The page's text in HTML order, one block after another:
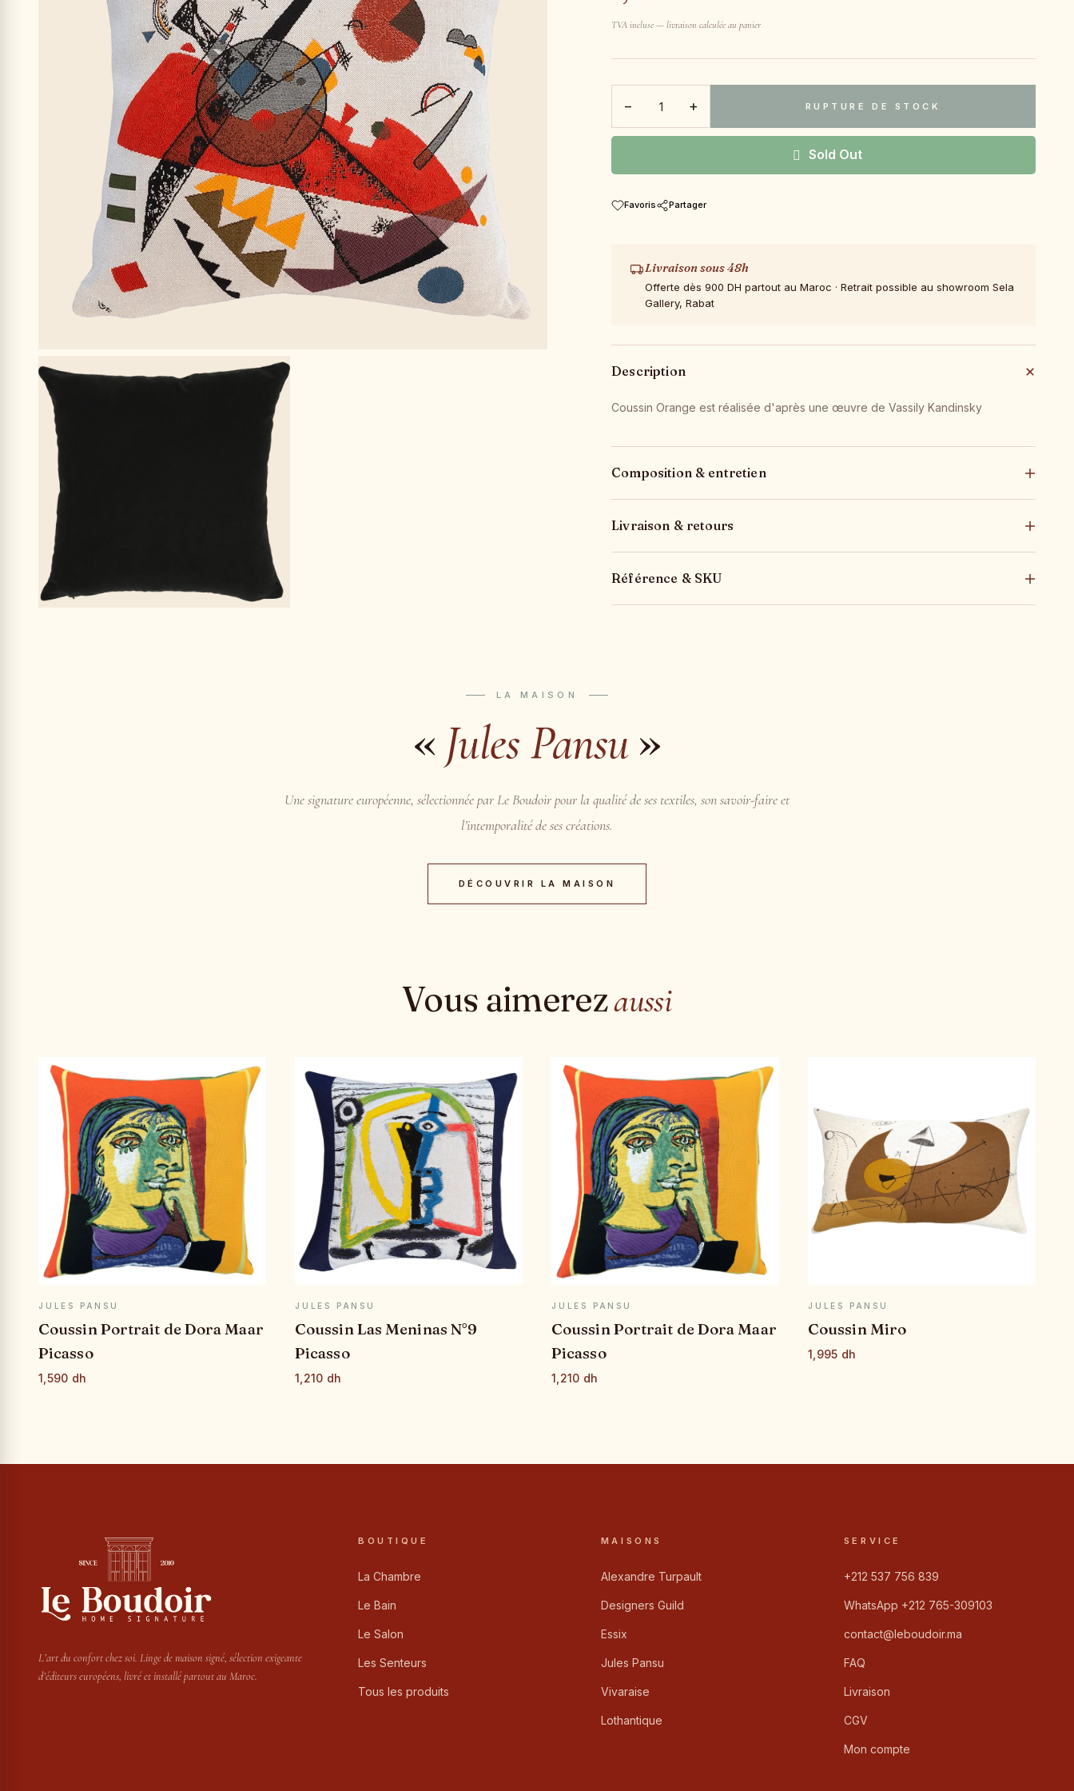
TVA incluse — livraison calculée au panier
− + RUPTURE DE STOCK
Sold Out
Favoris Partager
Livraison sous 48h
Offerte dès 900 DH partout au Maroc · Retrait possible au showroom Sela
Gallery, Rabat
Description
Coussin Orange est réalisée d'après une œuvre de Vassily Kandinsky
Composition & entretien
Livraison & retours
Référence & SKU
LA MAISON
« Jules Pansu»
Une signature européenne, sélectionnée par Le Boudoir pour la qualité de ses textiles, son savoir-faire et
l’intemporalité de ses créations.
DÉCOUVRIR LA MAISON
Vous aimerezaussi
APERÇU RAPIDE
JULES PANSU
Coussin Portrait de Dora Maar
Picasso
1,590 dh
APERÇU RAPIDE
JULES PANSU
Coussin Las Meninas N°9
Picasso
1,210 dh
APERÇU RAPIDE
JULES PANSU
Coussin Portrait de Dora Maar
Picasso
1,210 dh
APERÇU RAPIDE
JULES PANSU
Coussin Miro
1,995 dh
L’art du confort chez soi. Linge de maison signé, sélection exigeante
d’éditeurs européens, livré et installé partout au Maroc.
BOUTIQUE
La Chambre
Le Bain
Le Salon
Les Senteurs
Tous les produits
MAISONS
Alexandre Turpault
Designers Guild
Essix
Jules Pansu
Vivaraise
Lothantique
SERVICE
+212 537 756 839
WhatsApp +212 765-309103
contact@leboudoir.ma
FAQ
Livraison
CGV
Mon compte